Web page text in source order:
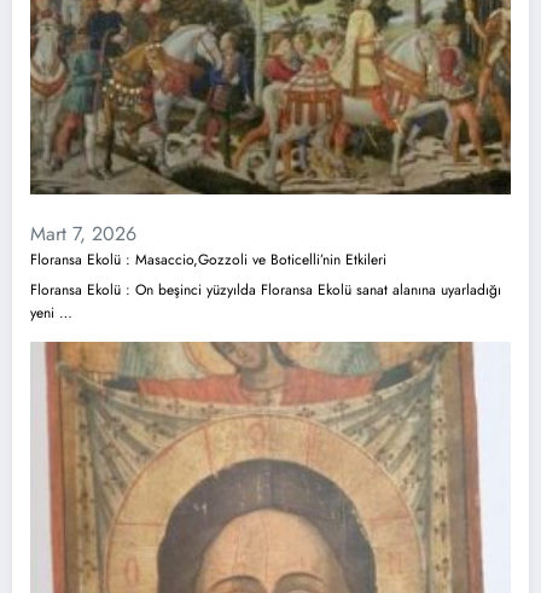
Mart 7, 2026
Floransa Ekolü : Masaccio,Gozzoli ve Boticelli’nin Etkileri
Floransa Ekolü : On beşinci yüzyılda Floransa Ekolü sanat alanına uyarladığı
yeni …